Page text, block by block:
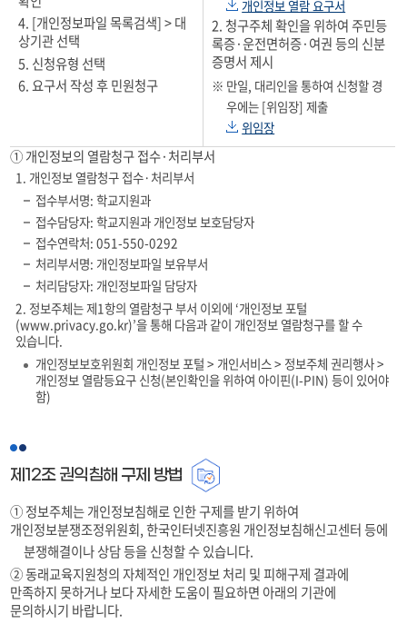
블
입
니
다
자,
개
인
정
보
당
자
는
테
이
4. [개인정보파일 목록검색] > 대
상기관 선택
5. 신청유형 선택
6. 요구서 작성 후 민원청구
개인정보 열람 요구서
2. 청구주체 확인을 위하여 주민등
록증·운전면허증·여권 등의 신분
증명서 제시
만일, 대리인을 통하여 신청할 경
우에는 [위임장] 제출
위임장
① 개인정보의 열람청구 접수·처리부서
1. 개인정보 열람청구 접수·처리부서
접수부서명: 학교지원과
접수담당자: 학교지원과 개인정보 보호담당자
접수연락처: 051-550-0292
처리부서명: 개인정보파일 보유부서
처리담당자: 개인정보파일 담당자
2. 정보주체는 제1항의 열람청구 부서 이외에 ‘개인정보 포털
(www.privacy.go.kr)’을 통해 다음과 같이 개인정보 열람청구를 할 수
있습니다.
개인정보보호위원회 개인정보 포털 > 개인서비스 > 정보주체 권리행사 >
개인정보 열람등요구 신청(본인확인을 위하여 아이핀(I-PIN) 등이 있어야
함)
제12조 권익침해 구제 방법
① 정보주체는 개인정보침해로 인한 구제를 받기 위하여
개인정보분쟁조정위원회, 한국인터넷진흥원 개인정보침해신고센터 등에
분쟁해결이나 상담 등을 신청할 수 있습니다.
② 동래교육지원청의 자체적인 개인정보 처리 및 피해구제 결과에
만족하지 못하거나 보다 자세한 도움이 필요하면 아래의 기관에
문의하시기 바랍니다.